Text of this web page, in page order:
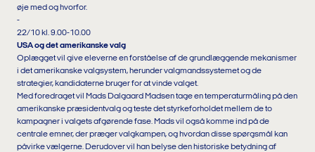
øje med og hvorfor.
-
22/10 kl. 9.00-10.00
USA og det amerikanske valg
Oplægget vil give eleverne en forståelse af de grundlæggende mekanismer
i det amerikanske valgsystem, herunder valgmandssystemet og de
strategier, kandidaterne bruger for at vinde valget.
Med foredraget vil Mads Dalgaard Madsen tage en temperaturmåling på den
amerikanske præsidentvalg og teste det styrkeforholdet mellem de to
kampagner i valgets afgørende fase. Mads vil også komme ind på de
centrale emner, der præger valgkampen, og hvordan disse spørgsmål kan
påvirke vælgerne. Derudover vil han belyse den historiske betydning af